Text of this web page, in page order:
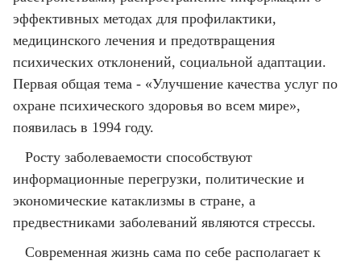
эффективных методах для профилактики,
медицинского лечения и предотвращения
психических отклонений, социальной адаптации.
Первая общая тема - «Улучшение качества услуг по
охране психического здоровья во всем мире»,
появилась в 1994 году.
Росту заболеваемости способствуют
информационные перегрузки, политические и
экономические катаклизмы в стране, а
предвестниками заболеваний являются стрессы.
Современная жизнь сама по себе располагает к